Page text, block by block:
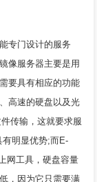
专门设计的服务
像服务器主要是用
要具有相应的功能
高速的硬盘以及光
传输，这就要求服
明显优势;而E-
网工具，硬盘容量
，因为它只需要满